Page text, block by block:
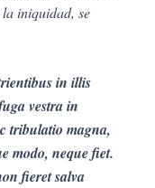
iniquidad, se
in illis
vestra in
tribulatio magna,
modo, neque fiet.
fieret salva